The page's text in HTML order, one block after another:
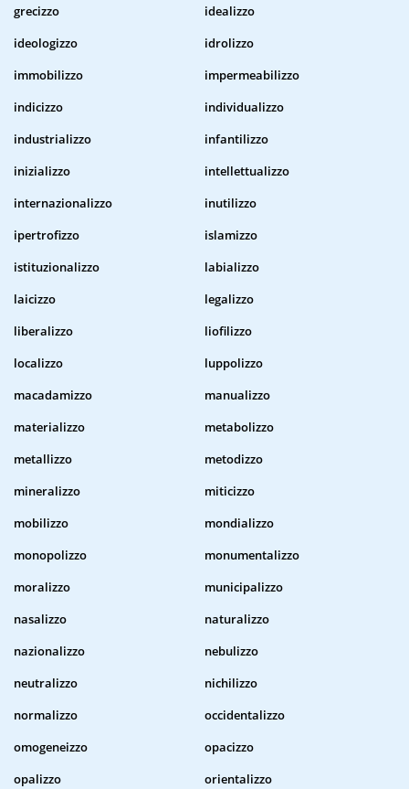
grecizzo
idealizzo
ideologizzo
idrolizzo
immobilizzo
impermeabilizzo
indicizzo
individualizzo
industrializzo
infantilizzo
inizializzo
intellettualizzo
internazionalizzo
inutilizzo
ipertrofizzo
islamizzo
istituzionalizzo
labializzo
laicizzo
legalizzo
liberalizzo
liofilizzo
localizzo
luppolizzo
macadamizzo
manualizzo
materializzo
metabolizzo
metallizzo
metodizzo
mineralizzo
miticizzo
mobilizzo
mondializzo
monopolizzo
monumentalizzo
moralizzo
municipalizzo
nasalizzo
naturalizzo
nazionalizzo
nebulizzo
neutralizzo
nichilizzo
normalizzo
occidentalizzo
omogeneizzo
opacizzo
opalizzo
orientalizzo